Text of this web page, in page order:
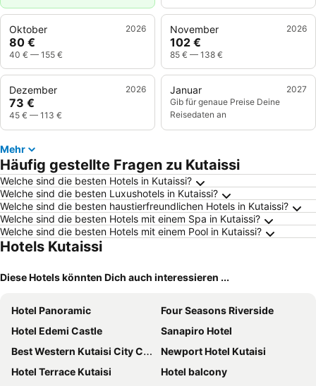
Oktober 2026
80 €
40 € — 155 €
November 2026
102 €
85 € — 138 €
Dezember 2026
73 €
45 € — 113 €
Januar
2027
Gib für genaue Preise Deine
Reisedaten an
Mehr
Häufig gestellte Fragen zu Kutaissi
Welche sind die besten Hotels in Kutaissi?
Welche sind die besten Luxushotels in Kutaissi?
Welche sind die besten haustierfreundlichen Hotels in Kutaissi?
Welche sind die besten Hotels mit einem Spa in Kutaissi?
Welche sind die besten Hotels mit einem Pool in Kutaissi?
Hotels Kutaissi
Diese Hotels könnten Dich auch interessieren ...
Hotel Panoramic
Four Seasons Riverside
Hotel Edemi Castle
Sanapiro Hotel
Best Western Kutaisi City Center
Newport Hotel Kutaisi
Hotel Terrace Kutaisi
Hotel balcony